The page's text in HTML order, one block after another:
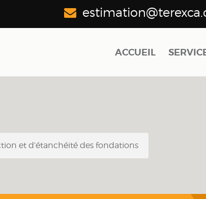
ACCUEIL
et d’étanchéité des fondations